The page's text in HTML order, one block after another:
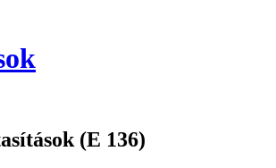
(E 136)